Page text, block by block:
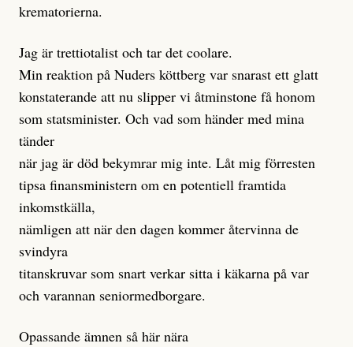
krematorierna.
Jag är trettiotalist och tar det coolare.
Min reaktion på Nuders köttberg var snarast ett glatt
konstaterande att nu slipper vi åtminstone få honom
som statsminister. Och vad som händer med mina
tänder
när jag är död bekymrar mig inte. Låt mig förresten
tipsa finansministern om en potentiell framtida
inkomstkälla,
nämligen att när den dagen kommer återvinna de
svindyra
titanskruvar som snart verkar sitta i käkarna på var
och varannan seniormedborgare.
Opassande ämnen så här nära